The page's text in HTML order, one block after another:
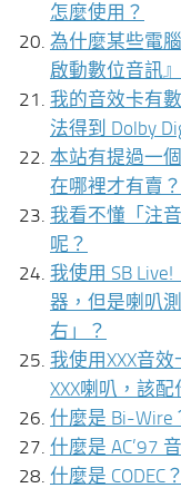
怎麼使用？
為什麼某些電
啟動數位音訊
我的音效卡有
法得到 Dolby
本站有提過一
在哪裡才有賣？
我看不懂「注
呢？
我使用 SB
器，但是喇叭
右」？
我使用XXX音
XXX喇叭，該配
什麼是 Bi-Wire
什麼是 AC’97
什麼是 CODEC？